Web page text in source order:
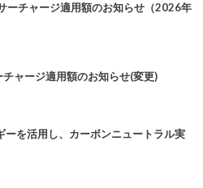
ーチャージ適用額のお知らせ（2026年
ャージ適用額のお知らせ(変更)
を活用し、カーボンニュートラル実